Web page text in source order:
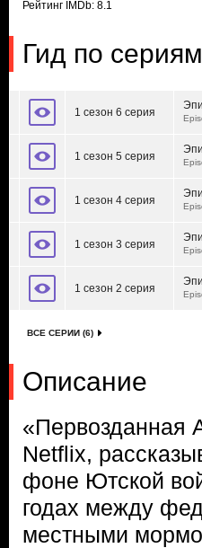
Рейтинг IMDb: 8.1
Гид по сериям
1 сезон 6 серия
1 сезон 5 серия
1 сезон 4 серия
1 сезон 3 серия
1 сезон 2 серия
ВСЕ СЕРИИ (6)
Описание
«Первозданная
Netflix,
фоне Ютской
годах между
местными